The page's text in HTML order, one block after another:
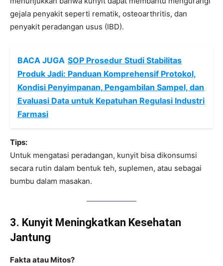
gejala penyakit seperti rematik, osteoarthritis, dan
penyakit peradangan usus (IBD).
BACA JUGA SOP Prosedur Studi Stabilitas
Produk Jadi: Panduan Komprehensif Protokol,
Kondisi Penyimpanan, Pengambilan Sampel, dan
Evaluasi Data untuk Kepatuhan Regulasi Industri
Farmasi
Tips:
Untuk mengatasi peradangan, kunyit bisa dikonsumsi
secara rutin dalam bentuk teh, suplemen, atau sebagai
bumbu dalam masakan.
3. Kunyit Meningkatkan Kesehatan
Jantung
Fakta atau Mitos?